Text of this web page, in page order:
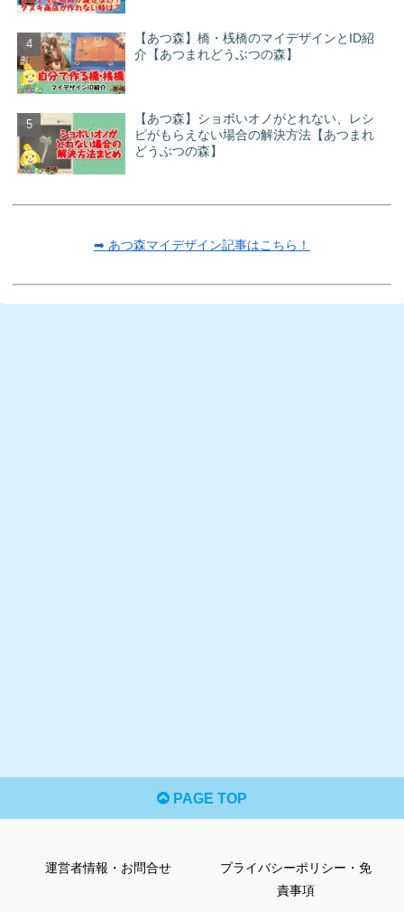
【あつ森】橋・桟橋のマイデザインとID紹
介【あつまれどうぶつの森】
【あつ森】ショボいオノがとれない、レシ
ピがもらえない場合の解決方法【あつまれ
どうぶつの森】
➡ あつ森マイデザイン記事はこちら！
PAGE TOP
運営者情報・お問合せ
プライバシーポリシー・免
責事項